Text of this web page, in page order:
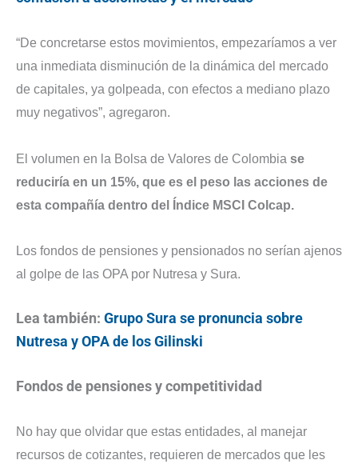
“De concretarse estos movimientos, empezaríamos a ver
una inmediata disminución de la dinámica del mercado
de capitales, ya golpeada, con efectos a mediano plazo
muy negativos”, agregaron.
El volumen en la Bolsa de Valores de Colombia se
reduciría en un 15%, que es el peso las acciones de
esta compañía dentro del Índice MSCI Colcap.
Los fondos de pensiones y pensionados no serían ajenos
al golpe de las OPA por Nutresa y Sura.
Lea también: Grupo Sura se pronuncia sobre
Nutresa y OPA de los Gilinski
Fondos de pensiones y competitividad
No hay que olvidar que estas entidades, al manejar
recursos de cotizantes, requieren de mercados que les